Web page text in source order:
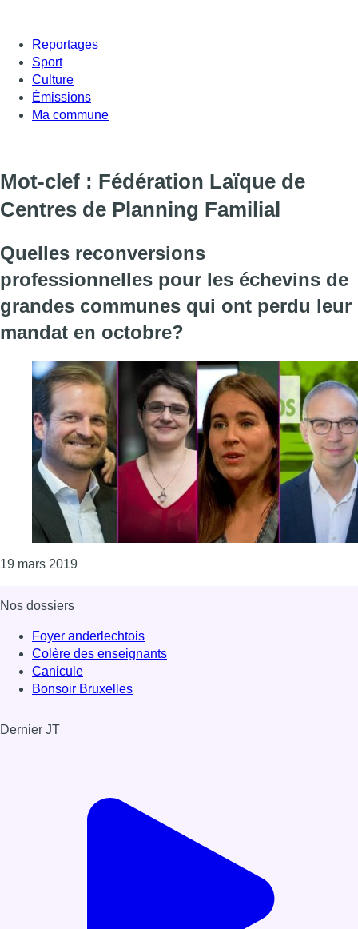
Reportages
Sport
Culture
Émissions
Ma commune
Mot-clef : Fédération Laïque de
Centres de Planning Familial
Quelles reconversions
professionnelles pour les échevins de
grandes communes qui ont perdu leur
mandat en octobre?
19 mars 2019Consulter l'article "Quelles reconversions
Nos dossiers
Foyer anderlechtois
Colère des enseignants
Canicule
Bonsoir Bruxelles
Dernier JT